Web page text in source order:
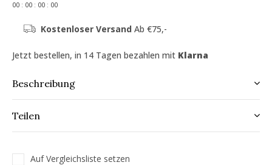
00 : 00 : 00 : 00
Kostenloser Versand Ab €75,-
Jetzt bestellen, in 14 Tagen bezahlen mit Klarna
Beschreibung
Teilen
Auf Vergleichsliste setzen